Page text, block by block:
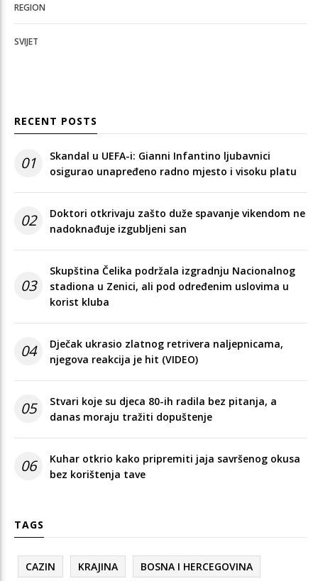
REGION
SVIJET
RECENT POSTS
01
Skandal u UEFA-i: Gianni Infantino ljubavnici
osigurao unapređeno radno mjesto i visoku platu
02
Doktori otkrivaju zašto duže spavanje vikendom ne
nadoknađuje izgubljeni san
03
Skupština Čelika podržala izgradnju Nacionalnog
stadiona u Zenici, ali pod određenim uslovima u
korist kluba
04
Dječak ukrasio zlatnog retrivera naljepnicama,
njegova reakcija je hit (VIDEO)
05
Stvari koje su djeca 80-ih radila bez pitanja, a
danas moraju tražiti dopuštenje
06
Kuhar otkrio kako pripremiti jaja savršenog okusa
bez korištenja tave
TAGS
CAZIN KRAJINA BOSNA I HERCEGOVINA